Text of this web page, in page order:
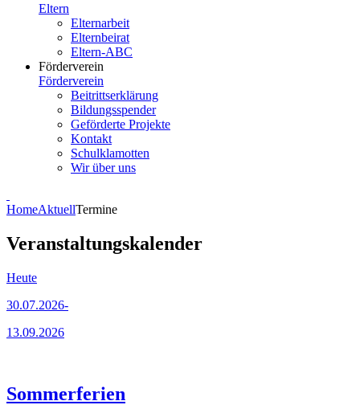
Eltern
Elternarbeit
Elternbeirat
Eltern-ABC
Förderverein
Förderverein
Beitrittserklärung
Bildungsspender
Geförderte Projekte
Kontakt
Schulklamotten
Wir über uns
HomeAktuellTermine
Veranstaltungskalender
Heute
30.07.2026-
13.09.2026
Sommerferien